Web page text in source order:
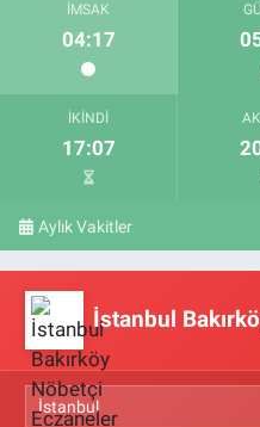
İMSAK
04:17
İKINDI
17:07
Aylık Vakitler
İstanbul